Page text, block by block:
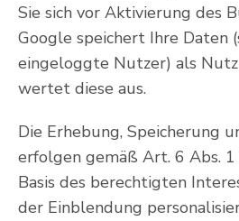
Sie sich vor Aktivierung des
Google speichert Ihre Daten
eingeloggte Nutzer) als
wertet diese aus.
Die Erhebung, Speicherung
erfolgen gemäß Art. 6 Abs.
Basis des berechtigten
der Einblendung